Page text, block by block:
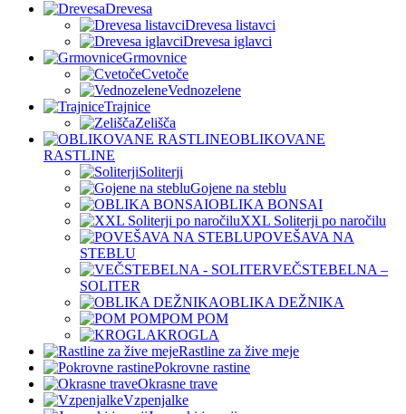
Drevesa
Drevesa listavci
Drevesa iglavci
Grmovnice
Cvetoče
Vednozelene
Trajnice
Zelišča
OBLIKOVANE
RASTLINE
Soliterji
Gojene na steblu
OBLIKA BONSAI
XXL Soliterji po naročilu
POVEŠAVA NA
STEBLU
VEČSTEBELNA –
SOLITER
OBLIKA DEŽNIKA
POM POM
KROGLA
Rastline za žive meje
Pokrovne rastine
Okrasne trave
Vzpenjalke